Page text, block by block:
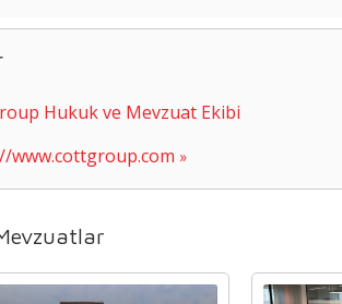
Hukuk ve Mevzuat Ekibi
www.cottgroup.com